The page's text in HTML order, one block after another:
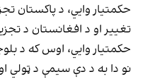
حکمتیار وايي، د پاکستان
تغییر او د افغانستان د
حکمتیار وايي، اوس كه د
نو دا به د دې سيمې د ټولي